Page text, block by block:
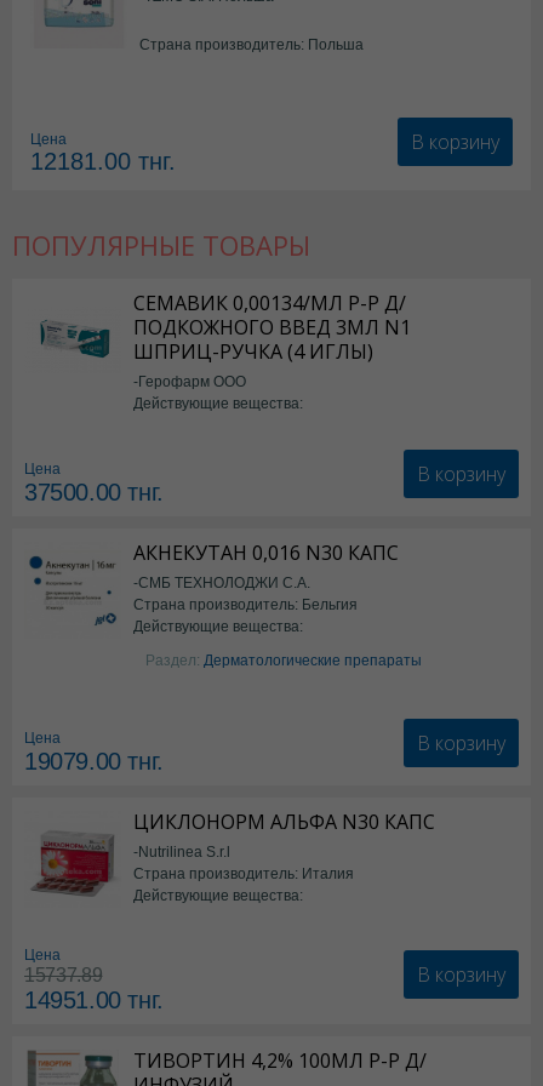
Страна производитель: Польша
Цена
12181.00 тнг.
В корзину
ПОПУЛЯРНЫЕ ТОВАРЫ
СЕМАВИК 0,00134/МЛ Р-Р Д/
ПОДКОЖНОГО ВВЕД 3МЛ N1
ШПРИЦ-РУЧКА (4 ИГЛЫ)
-Герофарм ООО
Действующие вещества:
Цена
37500.00тнг.
В корзину
АКНЕКУТАН 0,016 N30 КАПС
-СМБ ТЕХНОЛОДЖИ С.А.
Страна производитель: Бельгия
Действующие вещества:
Изотретиноин
Раздел: Дерматологические препараты
Цена
19079.00тнг.
В корзину
ЦИКЛОНОРМ АЛЬФА N30 КАПС
-Nutrilinea S.r.l
Страна производитель: Италия
Действующие вещества:
Цена
15737.89
14951.00тнг.
В корзину
ТИВОРТИН 4,2% 100МЛ Р-Р Д/